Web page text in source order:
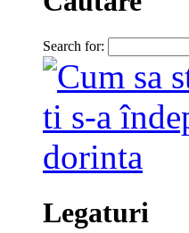
Search for:
Legaturi